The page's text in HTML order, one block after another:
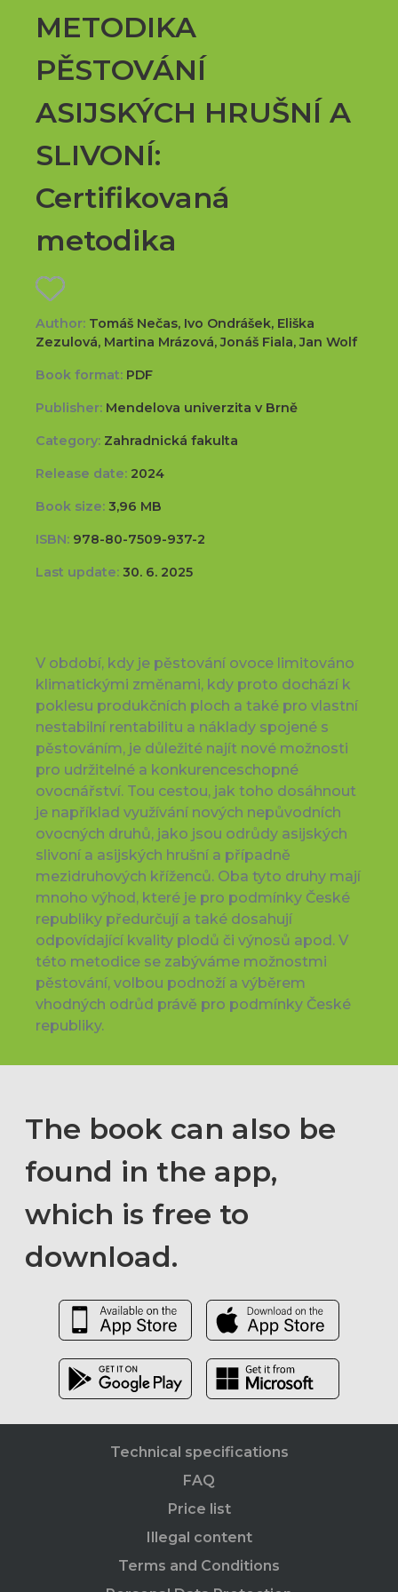
METODIKA
PĚSTOVÁNÍ
ASIJSKÝCH HRUŠNÍ A
SLIVONÍ:
Certifikovaná
metodika
Author: Tomáš Nečas, Ivo Ondrášek, Eliška
Zezulová, Martina Mrázová, Jonáš Fiala, Jan Wolf
Book format: PDF
Publisher: Mendelova univerzita v Brně
Category: Zahradnická fakulta
Release date: 2024
Book size: 3,96 MB
ISBN: 978-80-7509-937-2
Last update: 30. 6. 2025
V období, kdy je pěstování ovoce limitováno
klimatickými změnami, kdy proto dochází k
poklesu produkčních ploch a také pro vlastní
nestabilní rentabilitu a náklady spojené s
pěstováním, je důležité najít nové možnosti
pro udržitelné a konkurenceschopné
ovocnářství. Tou cestou, jak toho dosáhnout
je například využívání nových nepůvodních
ovocných druhů, jako jsou odrůdy asijských
slivoní a asijských hrušní a případně
mezidruhových kříženců. Oba tyto druhy mají
mnoho výhod, které je pro podmínky České
republiky předurčují a také dosahují
odpovídající kvality plodů či výnosů apod. V
této metodice se zabýváme možnostmi
pěstování, volbou podnoží a výběrem
vhodných odrůd právě pro podmínky České
republiky.
The book can also be
found in the app,
which is free to
download.
Technical specifications
FAQ
Price list
Illegal content
Terms and Conditions